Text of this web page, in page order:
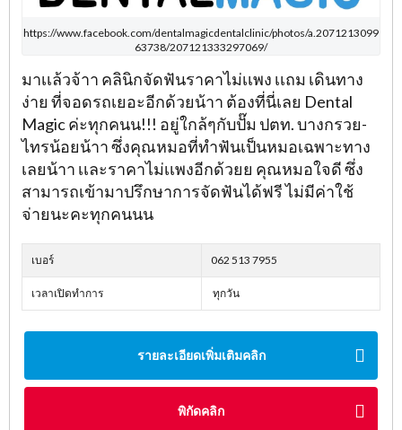
https://www.facebook.com/dentalmagicdentalclinic/photos/a.2071213099
63738/207121333297069/
มาเเล้วจ้าา คลินิกจัดฟันราคาไม่เเพง เเถม เดินทาง
ง่าย ที่จอดรถเยอะอีกด้วยน้าา ต้องที่นี่เลย Dental
Magic ค่ะทุกคนน!!! อยู่ใกล้ๆกับปั๊ม ปตท. บางกรวย-
ไทรน้อยน้าา ซึ่งคุณหมอที่ทำฟันเป็นหมอเฉพาะทาง
เลยน้าา เเละราคาไม่เเพงอีกด้วยย คุณหมอใจดี ซึ่ง
สามารถเข้ามาปรึกษาการจัดฟันได้ฟรี ไม่มีค่าใช้
จ่ายนะคะทุกคนนน
เบอร์ 062 513 7955
เวลาเปิดทำการ ทุกวัน
รายละเอียดเพิ่มเติมคลิก
พิกัดคลิก